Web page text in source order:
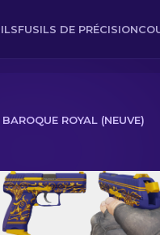
FUSILS DE PRÉCISION
ROYAL (NEUVE)